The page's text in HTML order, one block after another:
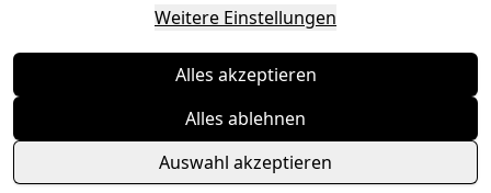
Weitere Einstellungen
Alles akzeptieren
Alles ablehnen
Auswahl akzeptieren
© Massivholzmöbel Experte 2026